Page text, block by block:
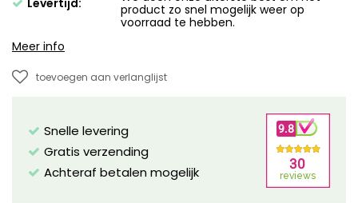
Levertijd:
product zo snel mogelijk weer op
voorraad te hebben.
Meer info
toevoegen aan verlanglijst
Snelle levering
Gratis verzending
Achteraf betalen mogelijk